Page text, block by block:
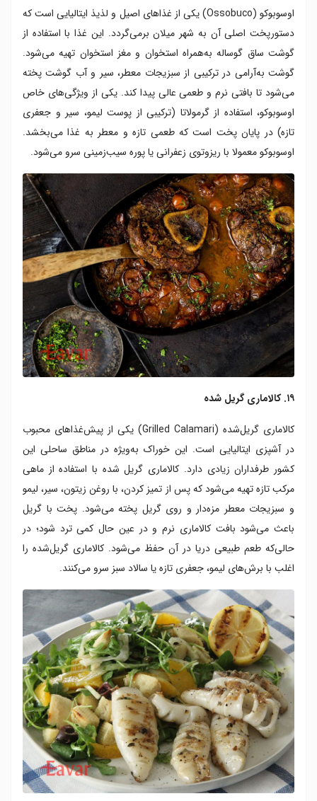
اوسوبوکو (Ossobuco) یکی از غذاهای اصیل و لذیذ ایتالیایی است که
دستورپخت اصلی آن به شهر میلان برمی‌گردد. این غذا با استفاده از
گوشت ساق گوساله به‌همراه استخوان و مغز استخوان تهیه می‌شود.
گوشت به‌آرامی در ترکیبی از سبزیجات معطر، سیر و آب گوشت پخته
می‌شود تا بافتی نرم و طعمی عالی پیدا کند. یکی از ویژگی‌های خاص
اوسوبوکو، استفاده از گرمولاتا (ترکیبی از پوست لیمو، سیر و جعفری
تازه) در پایان پخت است که طعمی تازه و معطر به غذا می‌بخشد.
اوسوبوکو معمولا با ریزوتوی زعفرانی یا پوره سیب‌زمینی سرو می‌شود.
۱۹. کالاماری گریل شده
کالاماری گریل‌شده (Grilled Calamari) یکی از پیش‌غذاهای محبوب
در آشپزی ایتالیایی است. این خوراک به‌ویژه در مناطق ساحلی این
کشور طرفداران زیادی دارد. کالاماری گریل شده با استفاده از ماهی
مرکب تازه تهیه می‌شود که پس از تمیز کردن، با روغن زیتون، سیر، لیمو
و سبزیجات معطر مزه‌دار و روی گریل پخته می‌شود. پخت با گریل
باعث می‌شود بافت کالاماری نرم و در عین حال کمی ترد شود؛ در
حالی‌که طعم طبیعی دریا در آن حفظ می‌شود. کالاماری گریل‌شده را
اغلب با برش‌های لیمو، جعفری تازه یا سالاد سبز سرو می‌کنند.